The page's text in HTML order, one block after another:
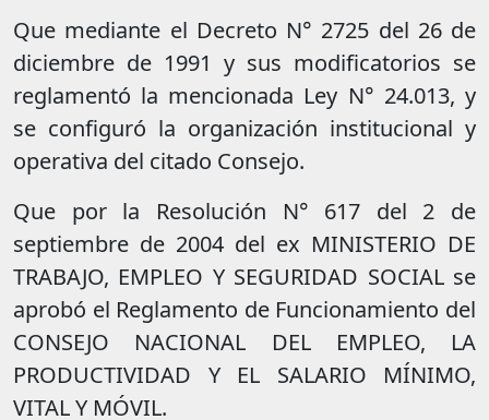
Que mediante el Decreto N° 2725 del 26 de
diciembre de 1991 y sus modificatorios se
reglamentó la mencionada Ley N° 24.013, y
se configuró la organización institucional y
operativa del citado Consejo.
Que por la Resolución N° 617 del 2 de
septiembre de 2004 del ex MINISTERIO DE
TRABAJO, EMPLEO Y SEGURIDAD SOCIAL se
aprobó el Reglamento de Funcionamiento del
CONSEJO NACIONAL DEL EMPLEO, LA
PRODUCTIVIDAD Y EL SALARIO MÍNIMO,
VITAL Y MÓVIL.